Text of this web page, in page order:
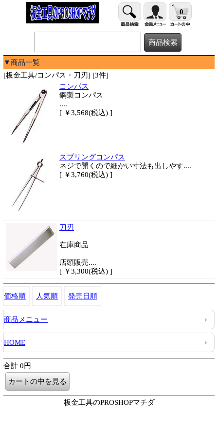
0
▼商品一覧
[板金工具/コンパス・刀刃] [3件]
コンパス
鋼製コンパス
....
[ ￥3,568(税込) ]
スプリングコンパス
ネジで開くので細かい寸法も出しやす....
[ ￥3,760(税込) ]
刀刃
在庫商品
店頭販売....
[ ￥3,300(税込) ]
価格順 人気順 発売日順
商品メニュー
HOME
合計 0円
板金工具のPROSHOPマチダ